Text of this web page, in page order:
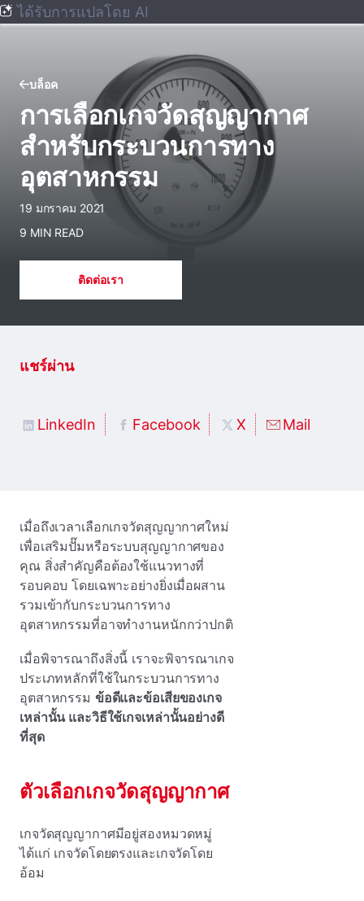
ได้รับการแปลโดย AI
บล็อค
การเลือกเกจวัดสุญญากาศ
สําหรับกระบวนการทาง
อุตสาหกรรม
19 มกราคม 2021
9 MIN READ
ติดต่อเรา
แชร์ผ่าน
LinkedIn Facebook X Mail
เมื่อถึงเวลาเลือกเกจวัดสุญญากาศใหม่
เพื่อเสริมปั๊มหรือระบบสุญญากาศของ
คุณ สิ่งสําคัญคือต้องใช้แนวทางที่
รอบคอบ โดยเฉพาะอย่างยิ่งเมื่อผสาน
รวมเข้ากับกระบวนการทาง
อุตสาหกรรมที่อาจทํางานหนักกว่าปกติ
เมื่อพิจารณาถึงสิ่งนี้ เราจะพิจารณาเกจ
ประเภทหลักที่ใช้ในกระบวนการทาง
อุตสาหกรรม ข้อดีและข้อเสียของเกจ
เหล่านั้น และวิธีใช้เกจเหล่านั้นอย่างดี
ที่สุด
ตัวเลือกเกจวัดสุญญากาศ
เกจวัดสุญญากาศมีอยู่สองหมวดหมู่
ได้แก่ เกจวัดโดยตรงและเกจวัดโดย
อ้อม